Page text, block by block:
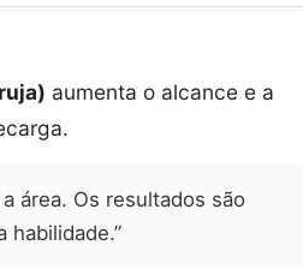
aumenta o alcance e a
área. Os resultados são
habilidade.”